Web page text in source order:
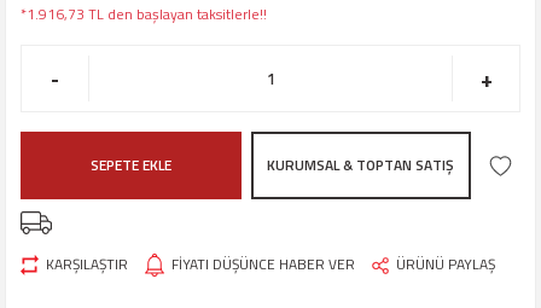
*1.916,73 TL den başlayan taksitlerle!!
- +
SEPETE EKLE KURUMSAL & TOPTAN SATIŞ
KARŞILAŞTIR FİYATI DÜŞÜNCE HABER VER ÜRÜNÜ PAYLAŞ